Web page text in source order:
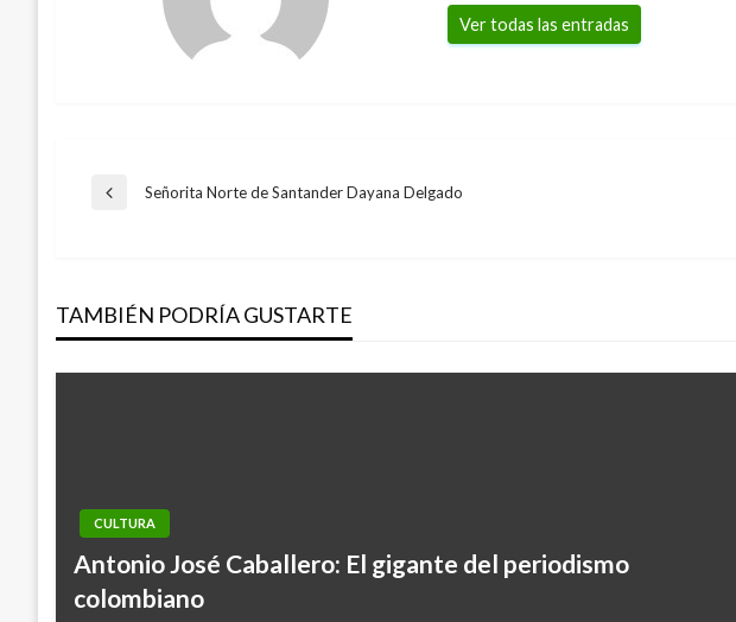
Ver todas las entradas
Navegación
entradas
Entrada
Señorita Norte de Santander Dayana Delgado
TAMBIÉN PODRÍA GUSTARTE
CULTURA
Antonio José Caballero: El gigante del periodismo
colombiano
Premio a “La Mejor Receta” del sector hoteles, restaurantes